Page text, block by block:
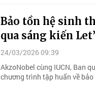
Bảo tồn hệ sinh
qua sáng kiến
24/03/2026 09:39
AkzoNobel cùng IUCN, Ban
chương trình tập huấn về